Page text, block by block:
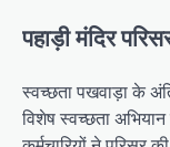
पहाड़ी मंदिर
स्वच्छता पखवाड़ा के
विशेष स्वच्छता